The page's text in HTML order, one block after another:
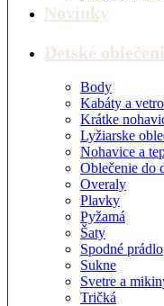
Novinky
Detské
Body
Kabáty a
Krátke
Lyžiarske
Nohavice a
Oblečenie do
Overaly
Plavky
Pyžamá
Šaty
Spodné prádlo
Sukne
Svetre a
Tričká